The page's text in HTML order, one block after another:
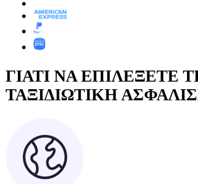
ΓΙΑΤΙ ΝΑ ΕΠΙΛΕΞΕΤΕ
ΤΑΞΙΔΙΩΤΙΚΗ